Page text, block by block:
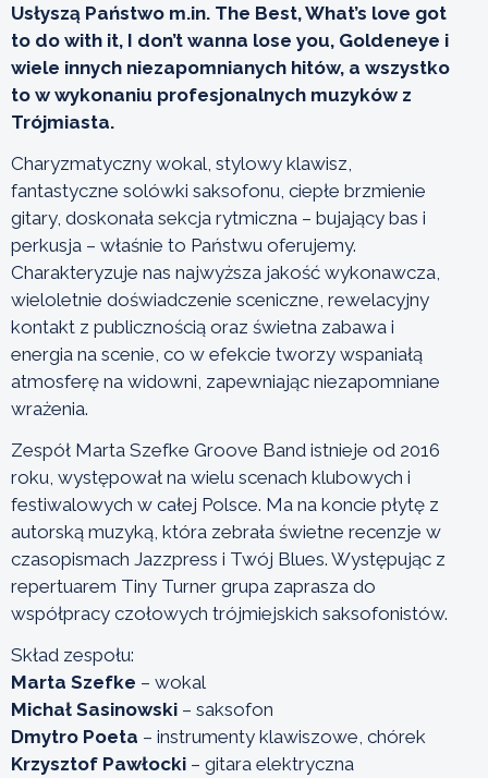
Usłyszą Państwo m.in. The Best, What’s love got
to do with it, I don’t wanna lose you, Goldeneye i
wiele innych niezapomnianych hitów, a wszystko
to w wykonaniu profesjonalnych muzyków z
Trójmiasta.
Charyzmatyczny wokal, stylowy klawisz,
fantastyczne solówki saksofonu, ciepłe brzmienie
gitary, doskonała sekcja rytmiczna – bujający bas i
perkusja – właśnie to Państwu oferujemy.
Charakteryzuje nas najwyższa jakość wykonawcza,
wieloletnie doświadczenie sceniczne, rewelacyjny
kontakt z publicznością oraz świetna zabawa i
energia na scenie, co w efekcie tworzy wspaniałą
atmosferę na widowni, zapewniając niezapomniane
wrażenia.
Zespół Marta Szefke Groove Band istnieje od 2016
roku, występował na wielu scenach klubowych i
festiwalowych w całej Polsce. Ma na koncie płytę z
autorską muzyką, która zebrała świetne recenzje w
czasopismach Jazzpress i Twój Blues. Występując z
repertuarem Tiny Turner grupa zaprasza do
współpracy czołowych trójmiejskich saksofonistów.
Skład zespołu:
Marta Szefke – wokal
Michał Sasinowski – saksofon
Dmytro Poeta – instrumenty klawiszowe, chórek
Krzysztof Pawłocki – gitara elektryczna